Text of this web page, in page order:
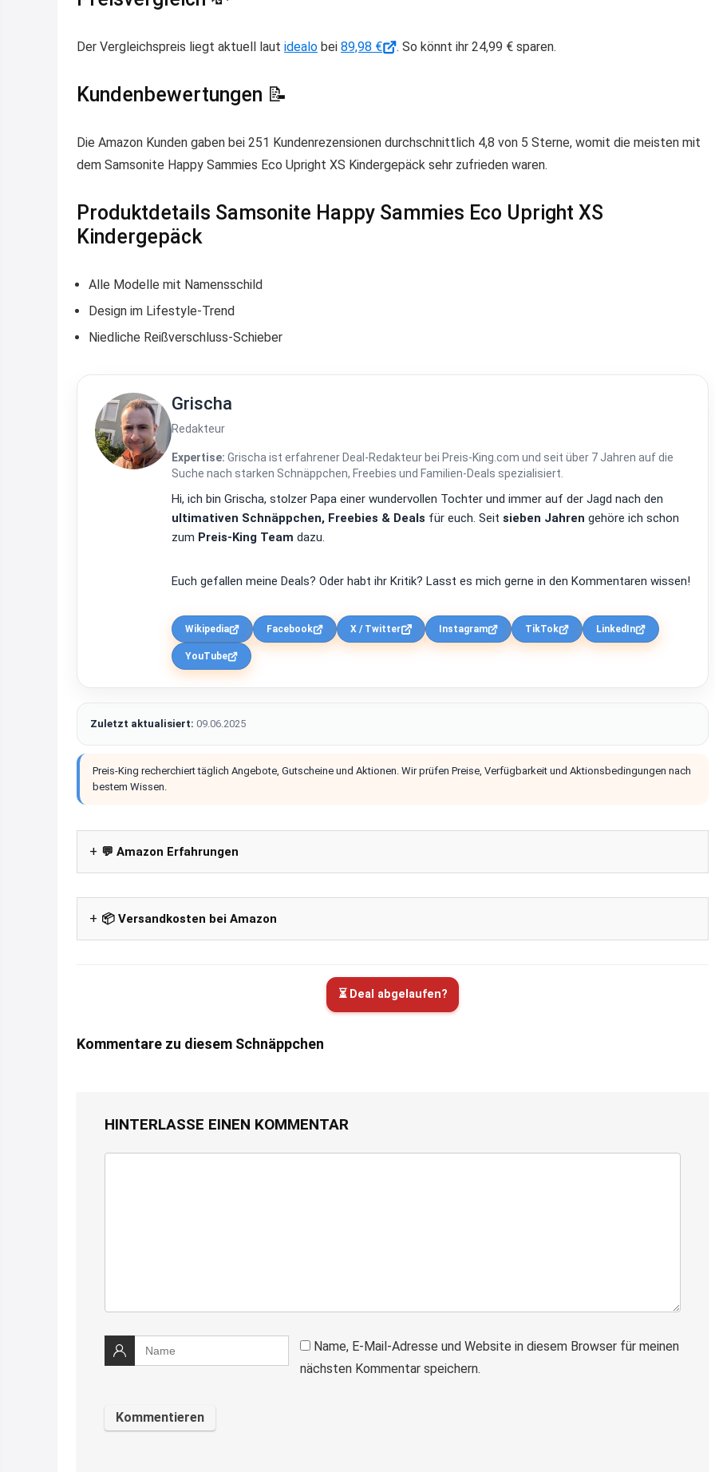
Der Vergleichspreis liegt aktuell laut idealo bei 89,98 € . So könnt ihr 24,99 € sparen.
Kundenbewertungen 📝
Die Amazon Kunden gaben bei 251 Kundenrezensionen durchschnittlich 4,8 von 5 Sterne, womit die meisten mit
dem Samsonite Happy Sammies Eco Upright XS Kindergepäck sehr zufrieden waren.
Produktdetails Samsonite Happy Sammies Eco Upright XS
Kindergepäck
Alle Modelle mit Namensschild
Design im Lifestyle-Trend
Niedliche Reißverschluss-Schieber
Grischa
Redakteur
Expertise: Grischa ist erfahrener Deal-Redakteur bei Preis-King.com und seit über 7 Jahren auf die
Suche nach starken Schnäppchen, Freebies und Familien-Deals spezialisiert.
Hi, ich bin Grischa, stolzer Papa einer wundervollen Tochter und immer auf der Jagd nach den
ultimativen Schnäppchen, Freebies & Deals für euch. Seit sieben Jahren gehöre ich schon
zum Preis-King Team dazu.
Euch gefallen meine Deals? Oder habt ihr Kritik? Lasst es mich gerne in den Kommentaren wissen!
Wikipedia Facebook X / Twitter Instagram TikTok LinkedIn
YouTube
Zuletzt aktualisiert: 09.06.2025
Preis-King recherchiert täglich Angebote, Gutscheine und Aktionen. Wir prüfen Preise, Verfügbarkeit und Aktionsbedingungen nach
bestem Wissen.
💬 Amazon Erfahrungen
📦 Versandkosten bei Amazon
⏳ Deal abgelaufen?
Kommentare zu diesem Schnäppchen
HINTERLASSE EINEN KOMMENTAR
Name, E-Mail-Adresse und Website in diesem Browser für meinen
nächsten Kommentar speichern.